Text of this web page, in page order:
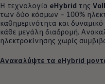
Η τεχνολογία eHybrid της
των δύο κόσμων – 100%
καθημερινότητα και
κάθε μεγάλη διαδρομή.
ηλεκτροκίνησης χωρίς
Ανακαλύψτε τα eHybrid